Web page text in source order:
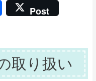
Post
取り扱い